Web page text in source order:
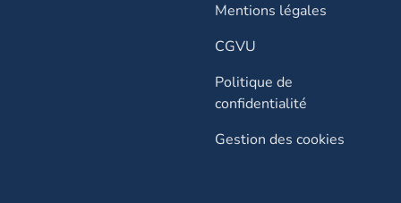
Mentions légales
CGVU
Politique de
confidentialité
Gestion des cookies